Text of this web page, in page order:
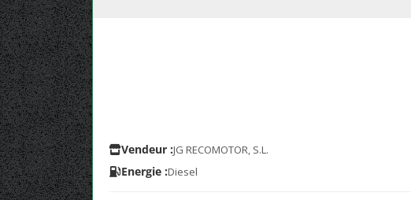
Vendeur :JG RECOMOTOR, S.L.
Energie :Diesel